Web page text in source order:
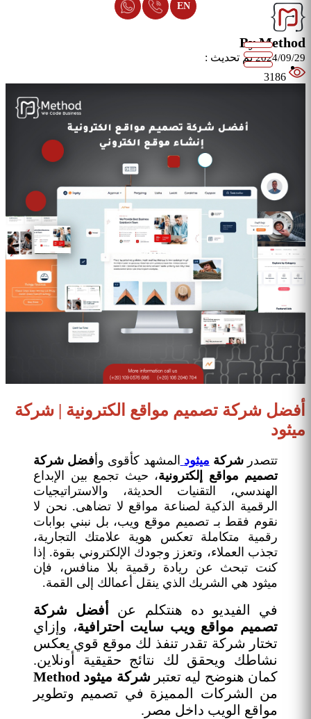
EN
By Method
2024/09/29 تم تحديث :
3186
أفضل شركة تصميم مواقع الكترونية | شركة
ميثود
تتصدرشركة ميثود المشهد كأقوى وأ فضل شركة
تصميم مواقع إلكترونية، حيث تجمع بين الإبداع
الهندسي، التقنيات الحديثة، والاستراتيجيات
الرقمية الذكية لصناعة مواقع لا تضاهى. نحن لا
نقوم فقط بـ تصميم موقع ويب، بل نبني بوابات
رقمية متكاملة تعكس هوية علامتك التجارية،
تجذب العملاء، وتعزز وجودك الإلكتروني بقوة. إذا
كنت تبحث عن ريادة رقمية بلا منافس، فإن
ميثود هي الشريك الذي ينقل أعمالك إلى القمة.
في الفيديو ده هنتكلم عن
أفضل شركة
تصميم مواقع ويب سايت احترافية، وإزاي
تختار شركة تقدر تنفذ لك موقع قوي يعكس
نشاطك ويحقق لك نتائج حقيقية أونلاين.
كمان هنوضح ليه تعتبر شركة ميثود Method
من الشركات المميزة في تصميم وتطوير
مواقع الويب داخل مصر.